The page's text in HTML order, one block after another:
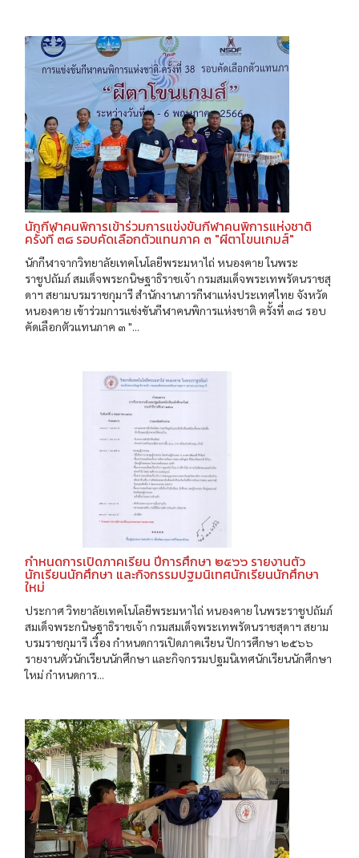
นักกีฬาคนพิการเข้าร่วมการแข่งขันกีฬาคนพิการแห่งชาติ
ครั้งที่ ๓๘ รอบคัดเลือกตัวแทนภาค ๓ "ผีตาโขนเกมส์"
นักกีฬาจากวิทยาลัยเทคโนโลยีพระมหาไถ่ หนองคาย ในพระ
ราชูปถัมภ์ สมเด็จพระกนิษฐาธิราชเจ้า กรมสมเด็จพระเทพรัตนราชสุ
ดาฯ สยามบรมราชกุมารี สำนักงานการกีฬาแห่งประเทศไทย จังหวัด
หนองคาย เข้าร่วมการแข่งขันกีฬาคนพิการแห่งชาติ ครั้งที่ ๓๘ รอบ
คัดเลือกตัวแทนภาค ๓ "...
กำหนดการเปิดภาคเรียน ปีการศึกษา ๒๕๖๖ รายงานตัว
นักเรียนนักศึกษา และกิจกรรมปฐมนิเทศนักเรียนนักศึกษา
ใหม่
ประกาศ วิทยาลัยเทคโนโลยีพระมหาไถ่ หนองคาย ในพระราชูปถัมภ์
สมเด็จพระกนิษฐาธิราชเจ้า กรมสมเด็จพระเทพรัตนราชสุดาฯ สยาม
บรมราชกุมารี เรื่อง กำหนดการเปิดภาคเรียน ปีการศึกษา ๒๕๖๖
รายงานตัวนักเรียนนักศึกษา และกิจกรรมปฐมนิเทศนักเรียนนักศึกษา
ใหม่ กำหนดการ...